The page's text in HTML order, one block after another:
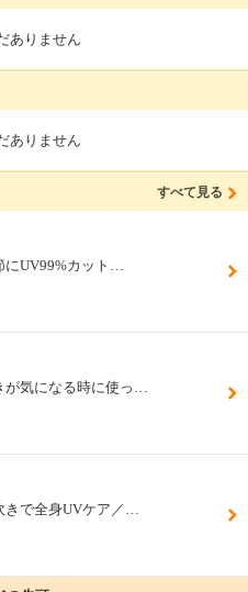
ありません
ありません
すべて見る
UV99%カット…
気になる時に使っ…
で全身UVケア／…